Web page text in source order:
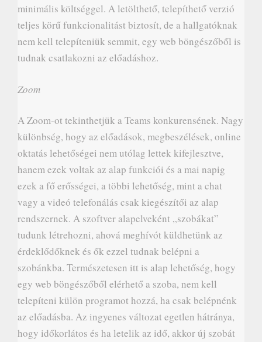
minimális költséggel. A letölthető, telepíthető verzió
teljes körű funkcionalitást biztosít, de a hallgatóknak
nem kell telepíteniük semmit, egy web böngészőből is
tudnak csatlakozni az előadáshoz.
Zoom
A Zoom-ot tekinthetjük a Teams konkurensének. Nagy
különbség, hogy az előadások, megbeszélések, online
oktatás lehetőségei nem utólag lettek kifejlesztve,
hanem ezek voltak az alap funkciói és a mai napig
ezek a fő erősségei, a többi lehetőség, mint a chat
vagy a videó telefonálás csak kiegészítői az alap
rendszernek. A szoftver alapelveként „szobákat”
tudunk létrehozni, ahová meghívót küldhetünk az
érdeklődőknek és ők ezzel tudnak belépni a
szobánkba. Természetesen itt is alap lehetőség, hogy
egy web böngészőből elérhető a szoba, nem kell
telepíteni külön programot hozzá, ha csak belépnénk
az előadásba. Az ingyenes változat egetlen hátránya,
hogy időkorlátos és ha letelik az idő, akkor új szobát